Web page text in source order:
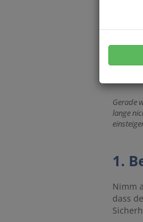
5
Gerade
lange
1.
Nimm
dass